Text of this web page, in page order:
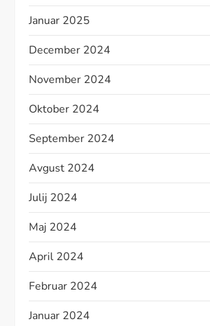
Januar 2025
December 2024
November 2024
Oktober 2024
September 2024
Avgust 2024
Julij 2024
Maj 2024
April 2024
Februar 2024
Januar 2024